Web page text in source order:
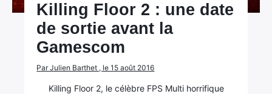
Killing Floor 2 : une date
de sortie avant la
Gamescom
Par Julien Barthet , le 15 août 2016
Killing Floor 2, le célèbre FPS Multi horrifique